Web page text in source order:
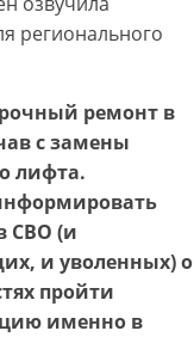
регионального
ремонт в
с замены
лифта.
СВО (и
и уволенных) о
пройти
именно в